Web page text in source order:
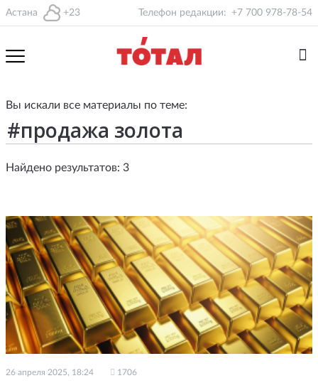
Астана +23 Телефон редакции: +7 700 978-78-54
Вы искали все материалы по теме:
Найдено результатов: 3
26 апреля 2025, 18:24 1706